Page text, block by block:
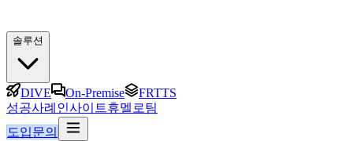
솔루션
DIVE On-Premise
FRTTS
성공사례 인사이트휴멜로팀
도입문의